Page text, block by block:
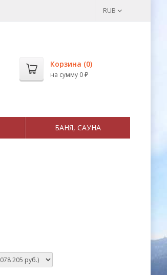
RUB
Корзина (0)
на сумму 0 ₽
БАНЯ, САУНА